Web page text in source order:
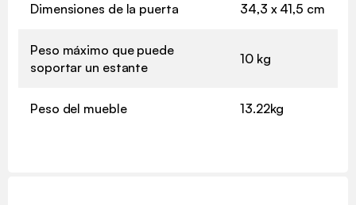
Dimensiones de la puerta 34,3 x 41,5 cm
Peso máximo que puede
soportar un estante
10 kg
Peso del mueble 13.22kg